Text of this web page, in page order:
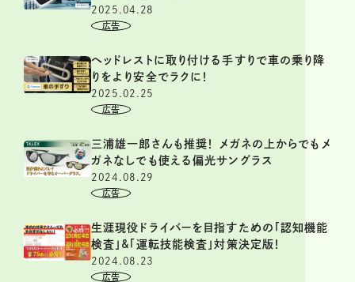
2025.04.28
ヘッドレストに取り付ける手すりで車の乗り降
りをより安全でラクに！
2025.02.25
三浦雄一郎さんも推奨！ メガネの上からでもメ
ガネなしでも使える偏光サングラス
2024.08.29
生涯現役ドライバーを目指すための「認知機能
検査」&「運転技能検査」対策決定版！
2024.08.23